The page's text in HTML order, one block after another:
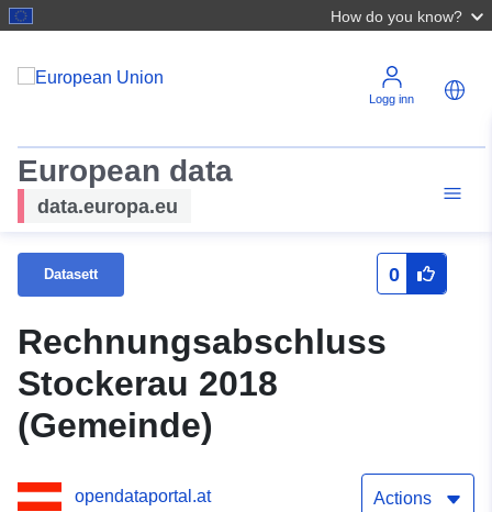
How do you know?
Logg inn
European data
data.europa.eu
Datasett 0
Rechnungsabschluss
Stockerau 2018
(Gemeinde)
opendataportal.at Actions